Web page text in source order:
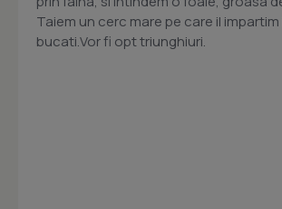
Taiem un cerc mare pe care il impartim
bucati.Vor fi opt triunghiuri.